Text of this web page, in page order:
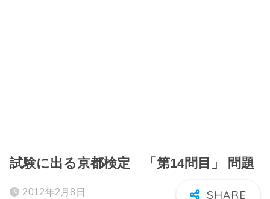
試験に出る京都検定 「第14問目」 問題
2012年2月8日